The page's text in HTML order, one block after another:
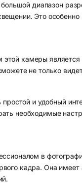
диапазон
Это
камеры
не только
и удобный
необходимые
в
кадра. Она